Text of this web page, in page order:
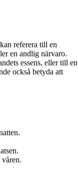
referera till en
en andlig närvaro.
essens, eller till en
också betyda att